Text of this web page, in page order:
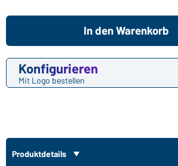
Konfigurieren
Mit Logo bestellen
In den Warenkorb
Produktdetails